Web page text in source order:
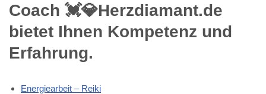
Coach 💓️💎Herzdiamant.de
bietet Ihnen Kompetenz und
Erfahrung.
Energiearbeit – Reiki